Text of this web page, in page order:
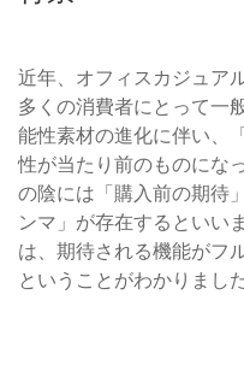
近年、オフィスカジュア
多くの消費者にとって一
能性素材の進化に伴い、
性が当たり前のものにな
の陰には「購入前の期待
ンマ」が存在するといい
は、期待される機能がフ
ということがわかりました